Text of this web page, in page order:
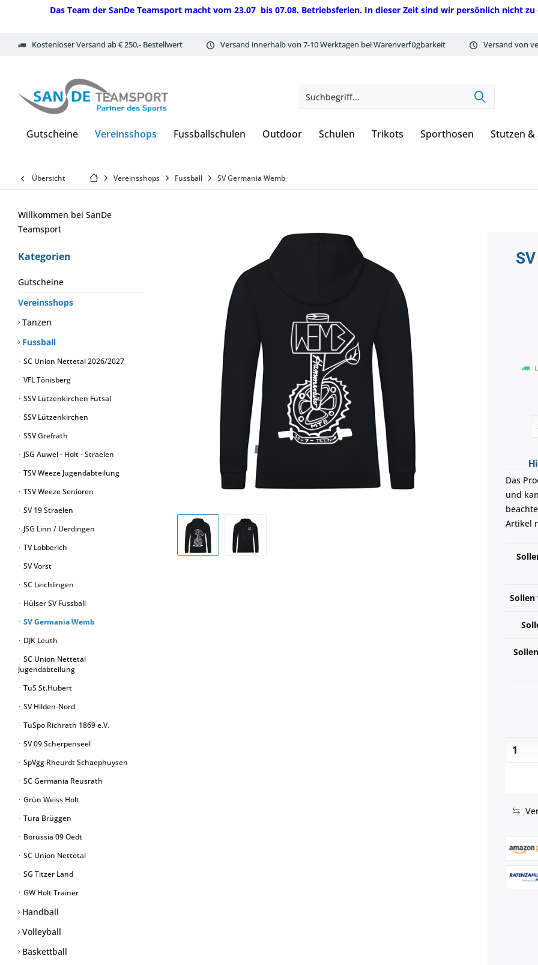
Das Team der SanDe Teamsport macht vom 23.07 bis 07.08. Betriebsferien. In dieser Zeit sind wir persönlich nicht
Kostenloser Versand ab € 250,- Bestellwert Versand innerhalb von 7-10 Werktagen bei Warenverfügbarkeit Versand von
Gutscheine Vereinsshops Fussballschulen Outdoor Schulen Trikots Sporthosen Stutzen &
Übersicht Vereinsshops Fussball SV Germania Wemb
Willkommen bei SanDe
Teamsport
Kategorien
Gutscheine
Vereinsshops
Tanzen
Fussball
SC Union Nettetal 2026/2027
VFL Tönisberg
SSV Lützenkirchen Futsal
SSV Lützenkirchen
SSV Grefrath
JSG Auwel - Holt - Straelen
TSV Weeze Jugendabteilung
TSV Weeze Senioren
SV 19 Straelen
JSG Linn / Uerdingen
TV Lobberich
SV Vorst
SC Leichlingen
Hülser SV Fussball
SV Germania Wemb
DJK Leuth
SC Union Nettetal
Jugendabteilung
TuS St.Hubert
SV Hilden-Nord
TuSpo Richrath 1869 e.V.
SV 09 Scherpenseel
SpVgg Rheurdt Schaephuysen
SC Germania Reusrath
Grün Weiss Holt
Tura Brüggen
Borussia 09 Oedt
SC Union Nettetal
SG Titzer Land
GW Holt Trainer
Handball
Volleyball
Baskettball
Das
und
Artikel